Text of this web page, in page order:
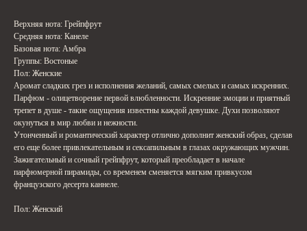
Верхняя нота: Грейпфрут
Средняя нота: Канеле
Базовая нота: Амбра
Группы: Востоные
Пол: Женские
Аромат сладких грез и исполнения желаний, самых смелых и самых искренних.
Парфюм - олицетворение первой влюбленности. Искренние эмоции и приятный
трепет в душе - такие ощущения известны каждой девушке. Духи позволяют
окунуться в мир любви и нежности.
Утонченный и романтический характер отлично дополнит женский образ, сделав
его еще более привлекательным и сексапильным в глазах окружающих мужчин.
Зажигательный и сочный грейпфрут, который преобладает в начале
парфюмерной пирамиды, со временем сменяется мягким привкусом
французского десерта каннеле.
Пол: Женский